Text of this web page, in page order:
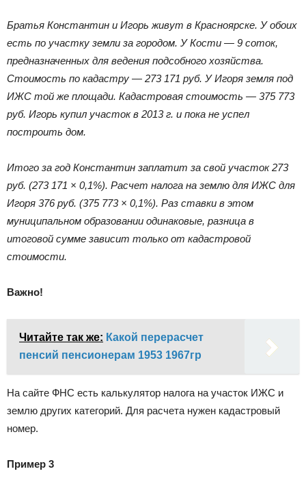
Братья Константин и Игорь живут в Красноярске. У обоих
есть по участку земли за городом. У Кости — 9 соток,
предназначенных для ведения подсобного хозяйства.
Стоимость по кадастру — 273 171 руб. У Игоря земля под
ИЖС той же площади. Кадастровая стоимость — 375 773
руб. Игорь купил участок в 2013 г. и пока не успел
построить дом.
Итого за год Константин заплатит за свой участок 273
руб. (273 171 × 0,1%). Расчет налога на землю для ИЖС для
Игоря 376 руб. (375 773 × 0,1%). Раз ставки в этом
муниципальном образовании одинаковые, разница в
итоговой сумме зависит только от кадастровой
стоимости.
Важно!
Читайте так же: Какой перерасчет
пенсий пенсионерам 1953 1967гр
На сайте ФНС есть калькулятор налога на участок ИЖС и
землю других категорий. Для расчета нужен кадастровый
номер.
Пример 3